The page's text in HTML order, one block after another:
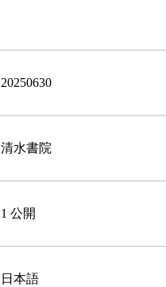
20250630
清水書院
1 公開
日本語